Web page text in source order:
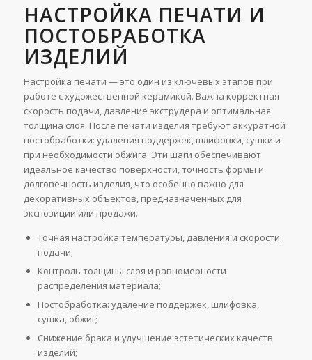
НАСТРОЙКА ПЕЧАТИ И
ПОСТОБРАБОТКА
ИЗДЕЛИЙ
Настройка печати — это один из ключевых этапов при
работе с художественной керамикой. Важна корректная
скорость подачи, давление экструдера и оптимальная
толщина слоя. После печати изделия требуют аккуратной
постобработки: удаления поддержек, шлифовки, сушки и
при необходимости обжига. Эти шаги обеспечивают
идеальное качество поверхности, точность формы и
долговечность изделия, что особенно важно для
декоративных объектов, предназначенных для
экспозиции или продажи.
Точная настройка температуры, давления и скорости
подачи;
Контроль толщины слоя и равномерности
распределения материала;
Постобработка: удаление поддержек, шлифовка,
сушка, обжиг;
Снижение брака и улучшение эстетических качеств
изделий;